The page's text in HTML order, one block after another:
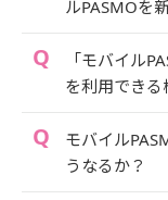
ルPASMOを
「モバイル
を利用できる
モバイル
うなるか？